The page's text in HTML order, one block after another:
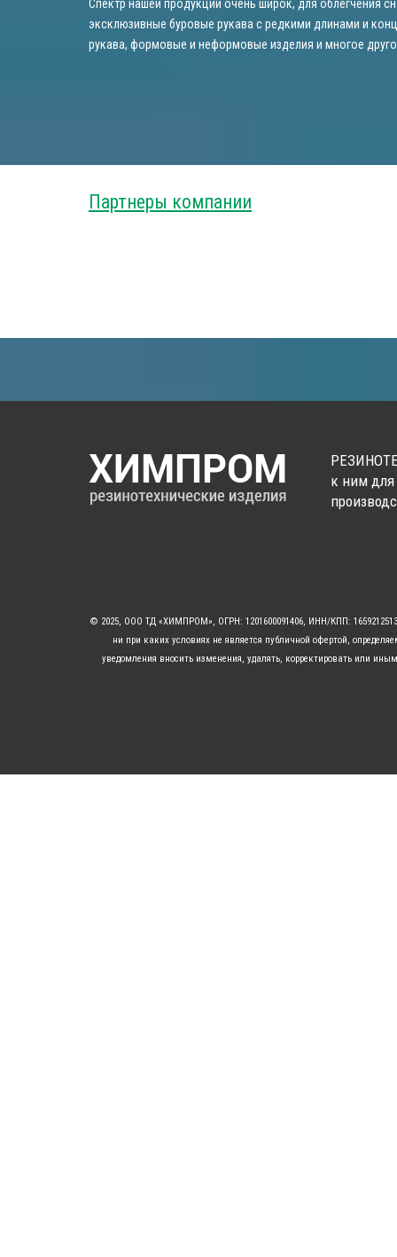
Спектр нашей продукции очень широк, для облегчения
эксклюзивные буровые рукава с редкими длинами и
рукава, формовые и неформовые изделия и многое
Партнеры компании
к ним для
© 2025, ООО ТД «ХИМПРОМ», ОГРН: 1201600091406, ИНН/КПП:
ни при каких условиях не является публичной офертой,
уведомления вносить изменения, удалять, корректировать или